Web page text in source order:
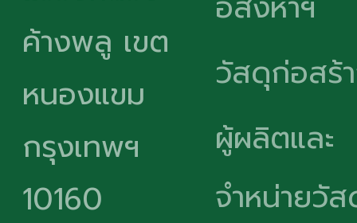
ค้างพลู เขต
หนองแขม
กรุงเทพฯ
10160
วัสดุก่อสร้
ผู้ผลิตและ
จำหน่ายวั